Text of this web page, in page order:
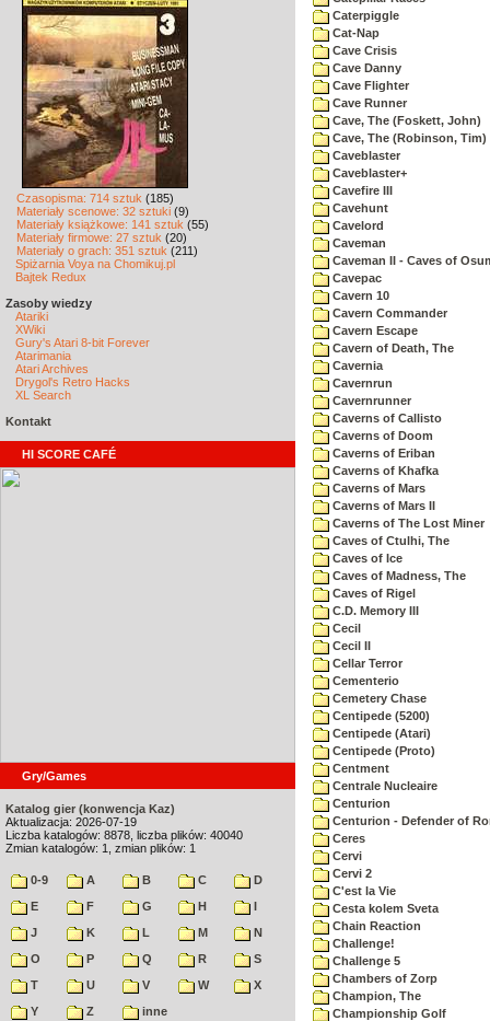
Czasopisma: 714 sztuk (185)
Materiały scenowe: 32 sztuki (9)
Materiały książkowe: 141 sztuk (55)
Materiały firmowe: 27 sztuk (20)
Materiały o grach: 351 sztuk (211)
Spiżarnia Voya na Chomikuj.pl
Bajtek Redux
Zasoby wiedzy
Atariki
XWiki
Gury's Atari 8-bit Forever
Atarimania
Atari Archives
Drygol's Retro Hacks
XL Search
Kontakt
HI SCORE CAFÉ
Gry/Games
Katalog gier (konwencja Kaz)
Aktualizacja: 2026-07-19
Liczba katalogów: 8878, liczba plików: 40040
Zmian katalogów: 1, zmian plików: 1
0-9 A B C
D
E
F G H
I
J
K L M
N
O
P Q R
S
T
U V W
X
Y
Z
inne
Caterpiggle
Cat-Nap
Cave Crisis
Cave Danny
Cave Flighter
Cave Runner
Cave, The (Foskett, John)
Cave, The (Robinson, Tim)
Caveblaster
Caveblaster+
Cavefire III
Cavehunt
Cavelord
Caveman
Caveman II - Caves of
Cavepac
Cavern 10
Cavern Commander
Cavern Escape
Cavern of Death, The
Cavernia
Cavernrun
Cavernrunner
Caverns of Callisto
Caverns of Doom
Caverns of Eriban
Caverns of Khafka
Caverns of Mars
Caverns of Mars II
Caverns of The Lost Miner
Caves of Ctulhi, The
Caves of Ice
Caves of Madness, The
Caves of Rigel
C.D. Memory III
Cecil
Cecil II
Cellar Terror
Cementerio
Cemetery Chase
Centipede (5200)
Centipede (Atari)
Centipede (Proto)
Centment
Centrale Nucleaire
Centurion
Centurion - Defender of
Ceres
Cervi
Cervi 2
C'est la Vie
Cesta kolem Sveta
Chain Reaction
Challenge!
Challenge 5
Chambers of Zorp
Champion, The
Championship Golf